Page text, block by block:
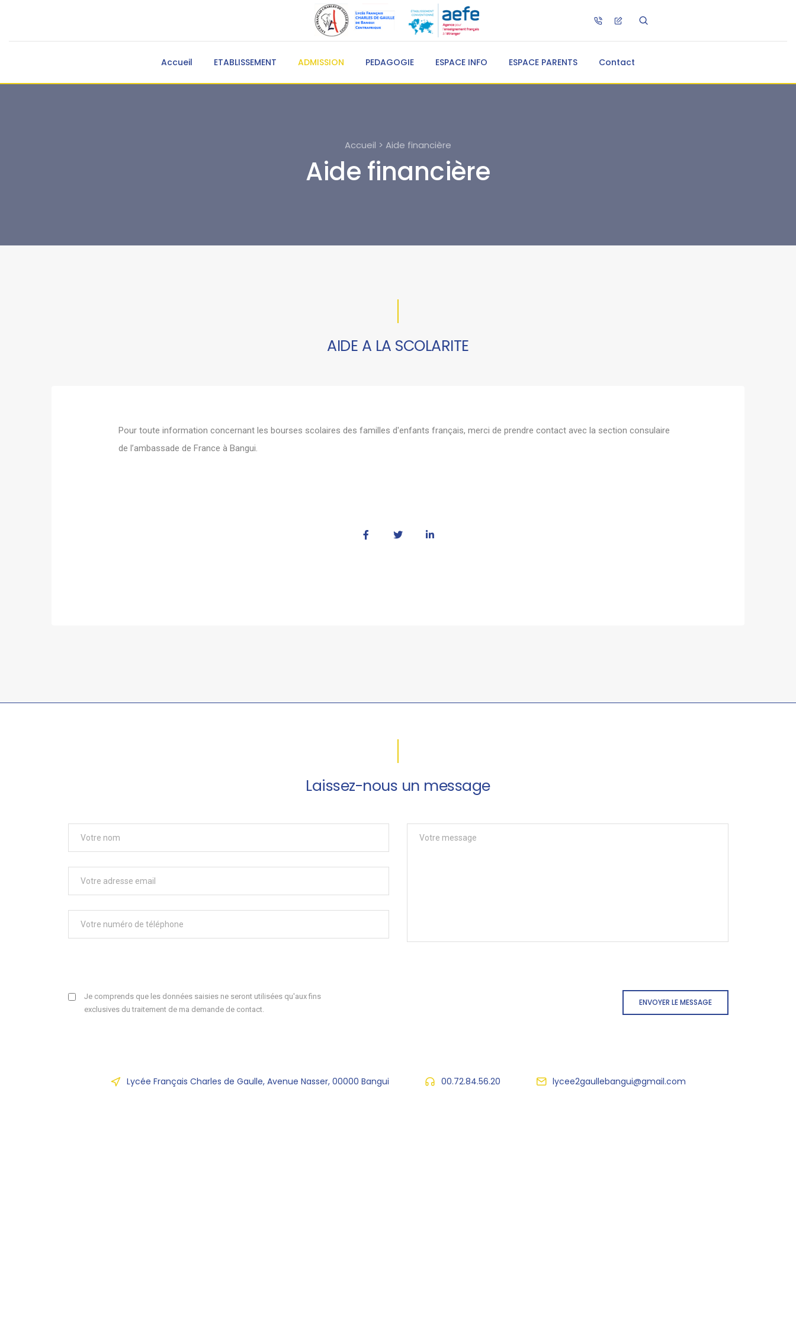
Accueil ETABLISSEMENT ADMISSION PEDAGOGIE ESPACE INFO ESPACE PARENTS Contact
Accueil > Aide financière
Aide financière
AIDE A LA SCOLARITE
Pour toute information concernant les bourses scolaires des familles d'enfants français, merci de prendre contact avec la section consulaire
de l’ambassade de France à Bangui.
Laissez-nous un message
Je comprends que les données saisies ne seront utilisées qu'aux fins
exclusives du traitement de ma demande de contact.
ENVOYER LE MESSAGE
Lycée Français Charles de Gaulle, Avenue Nasser, 00000 Bangui 00.72.84.56.20 lycee2gaullebangui@gmail.com